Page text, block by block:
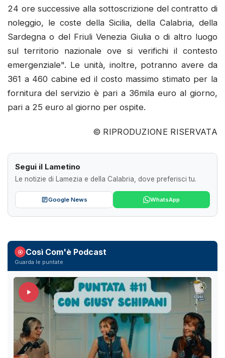
24 ore successive alla sottoscrizione del contratto di
noleggio, le coste della Sicilia, della Calabria, della
Sardegna o del Friuli Venezia Giulia o di altro luogo
sul territorio nazionale ove si verifichi il contesto
emergenziale". Le unità, inoltre, potranno avere da
361 a 460 cabine ed il costo massimo stimato per la
fornitura del servizio è pari a 36mila euro al giorno,
pari a 25 euro al giorno per ospite.
© RIPRODUZIONE RISERVATA
Segui il Lametino
Le notizie di Lamezia e della Calabria, dove preferisci tu.
Google News WhatsApp
Così Com'è Podcast
Guarda le puntate